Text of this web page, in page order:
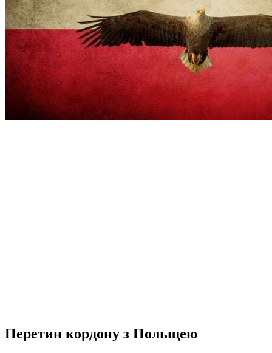
Перетин кордону з Польщею